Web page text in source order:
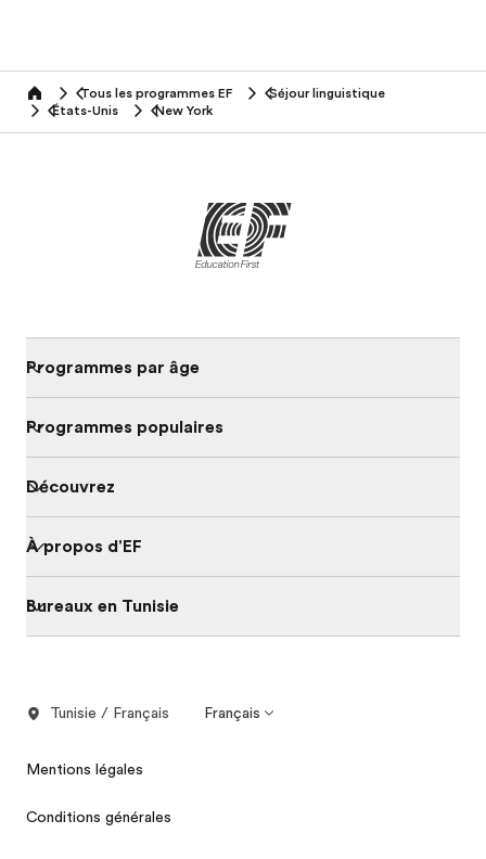
home Tous les programmes EF
Séjour linguistique
États-Unis
New York
Programmes par âge
Programmes populaires
Découvrez
À propos d'EF
Bureaux en Tunisie
Tunisie / Français Français
Mentions légales
Conditions générales